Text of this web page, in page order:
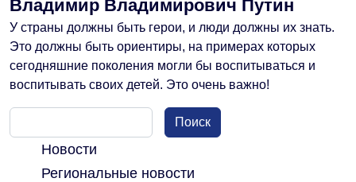
Владимир Владимирович Путин
У страны должны быть герои, и люди должны их знать.
Это должны быть ориентиры, на примерах которых
сегодняшние поколения могли бы воспитываться и
воспитывать своих детей. Это очень важно!
Поиск
Новости
Региональные новости